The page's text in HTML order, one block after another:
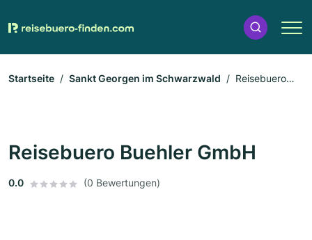
Startseite Sankt Georgen im Schwarzwald
Reisebuero
Reisebuero Buehler GmbH
0.0 (0 Bewertungen)